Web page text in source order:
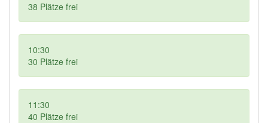
38 Plätze frei
10:30
30 Plätze frei
11:30
40 Plätze frei